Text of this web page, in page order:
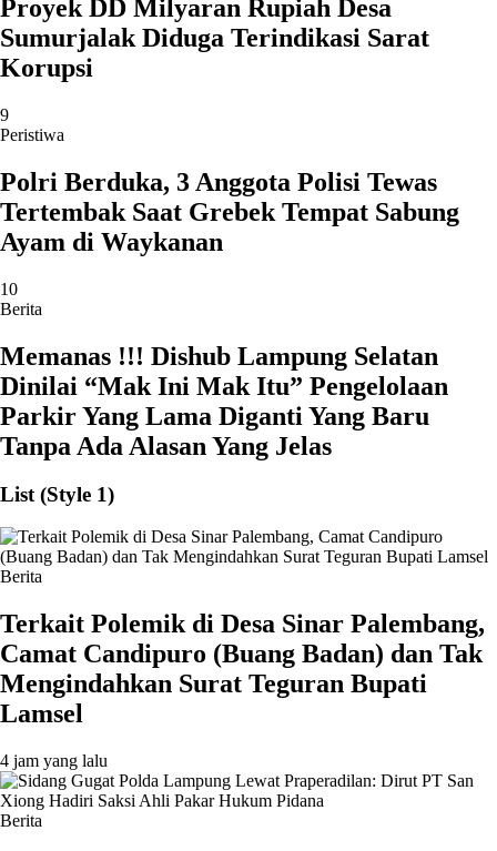
Proyek DD Milyaran Rupiah Desa
Sumurjalak Diduga Terindikasi Sarat
Korupsi
9
Peristiwa
Polri Berduka, 3 Anggota Polisi Tewas
Tertembak Saat Grebek Tempat Sabung
Ayam di Waykanan
10
Berita
Memanas !!! Dishub Lampung Selatan
Dinilai “Mak Ini Mak Itu” Pengelolaan
Parkir Yang Lama Diganti Yang Baru
Tanpa Ada Alasan Yang Jelas
List (Style 1)
Berita
Terkait Polemik di Desa Sinar Palembang,
Camat Candipuro (Buang Badan) dan Tak
Mengindahkan Surat Teguran Bupati
Lamsel ‎
4 jam yang lalu
Berita